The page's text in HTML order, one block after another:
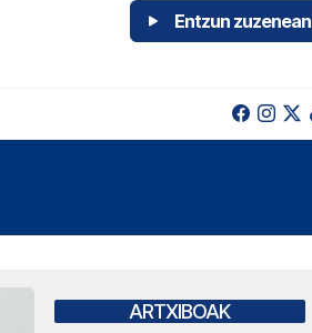
Entzun zuzenean
ARTXIBOAK